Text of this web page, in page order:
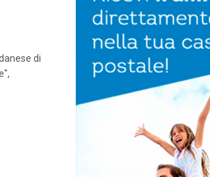
di